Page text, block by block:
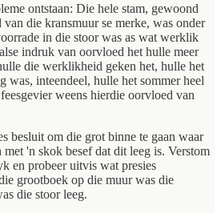
ontstaan: Die hele stam, gewoond
van die kransmuur se merke, was onder
in die stoor was as wat werklik
indruk van oorvloed het hulle meer
die werklikheid geken het, hulle het
was, inteendeel, hulle het sommer heel
weens hierdie oorvloed van
besluit om die grot binne te gaan waar
'n skok besef dat dit leeg is. Verstom
en probeer uitvis wat presies
grootboek op die muur was die
die stoor leeg.